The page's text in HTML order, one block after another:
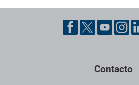
Pie de página con información de
Contacto